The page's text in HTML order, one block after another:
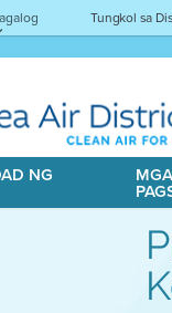
Tungkol sa
NG